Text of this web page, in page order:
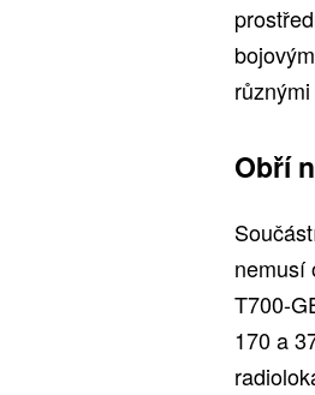
Obří
nemusí
T700-
170 a